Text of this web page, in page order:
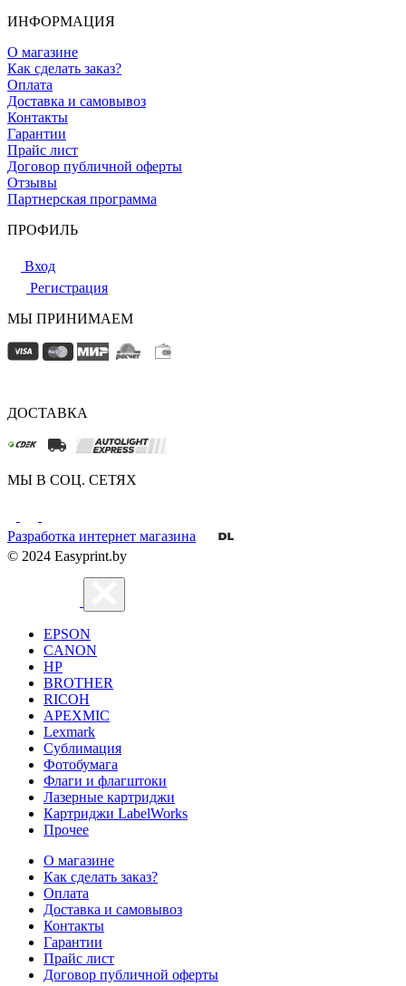
ИНФОРМАЦИЯ
О магазине
Как сделать заказ?
Оплата
Доставка и самовывоз
Контакты
Гарантии
Прайс лист
Договор публичной оферты
Отзывы
Партнерская программа
ПРОФИЛЬ
Вход
Регистрация
МЫ ПРИНИМАЕМ
ДОСТАВКА
МЫ В СОЦ. СЕТЯХ
Разработка интернет магазина
© 2024 Easyprint.by
EPSON
CANON
HP
BROTHER
RICOH
APEXMIC
Lexmark
Сублимация
Фотобумага
Флаги и флагштоки
Лазерные картриджи
Картриджи LabelWorks
Прочее
О магазине
Как сделать заказ?
Оплата
Доставка и самовывоз
Контакты
Гарантии
Прайс лист
Договор публичной оферты